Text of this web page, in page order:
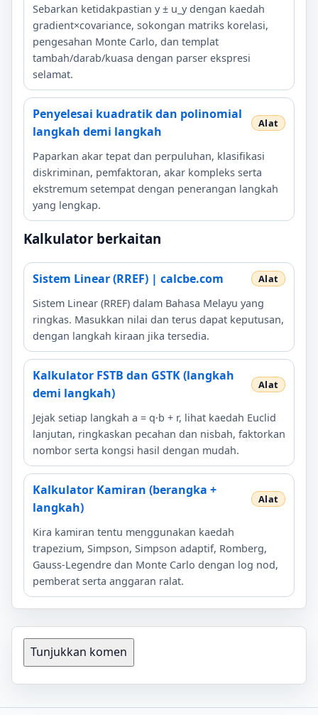
Sebarkan ketidakpastian y ± u_y dengan kaedah
gradient×covariance, sokongan matriks korelasi,
pengesahan Monte Carlo, dan templat
tambah/darab/kuasa dengan parser ekspresi
selamat.
Penyelesai kuadratik dan polinomial
langkah demi langkah
Paparkan akar tepat dan perpuluhan, klasifikasi
diskriminan, pemfaktoran, akar kompleks serta
ekstremum setempat dengan penerangan langkah
yang lengkap.
Kalkulator berkaitan
Sistem Linear (RREF) | calcbe.com
Sistem Linear (RREF) dalam Bahasa Melayu yang
ringkas. Masukkan nilai dan terus dapat keputusan,
dengan langkah kiraan jika tersedia.
Kalkulator FSTB dan GSTK (langkah
demi langkah)
Jejak setiap langkah a = q·b + r, lihat kaedah Euclid
lanjutan, ringkaskan pecahan dan nisbah, faktorkan
nombor serta kongsi hasil dengan mudah.
Kalkulator Kamiran (berangka +
langkah)
Kira kamiran tentu menggunakan kaedah
trapezium, Simpson, Simpson adaptif, Romberg,
Gauss-Legendre dan Monte Carlo dengan log nod,
pemberat serta anggaran ralat.
Tunjukkan komen